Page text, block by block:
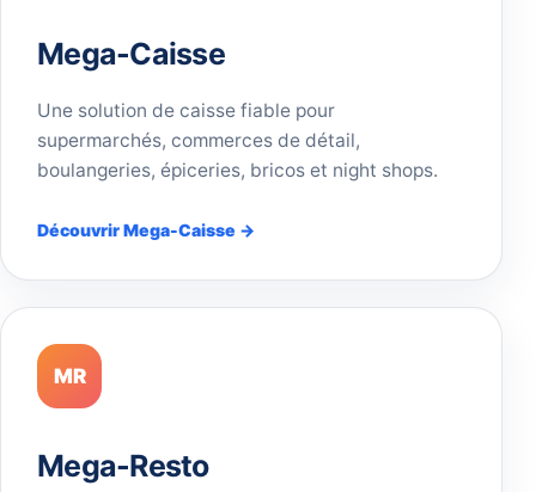
Mega-Caisse
Une solution de caisse fiable pour
supermarchés, commerces de détail,
boulangeries, épiceries, bricos et night shops.
Découvrir Mega-Caisse →
MR
Mega-Resto